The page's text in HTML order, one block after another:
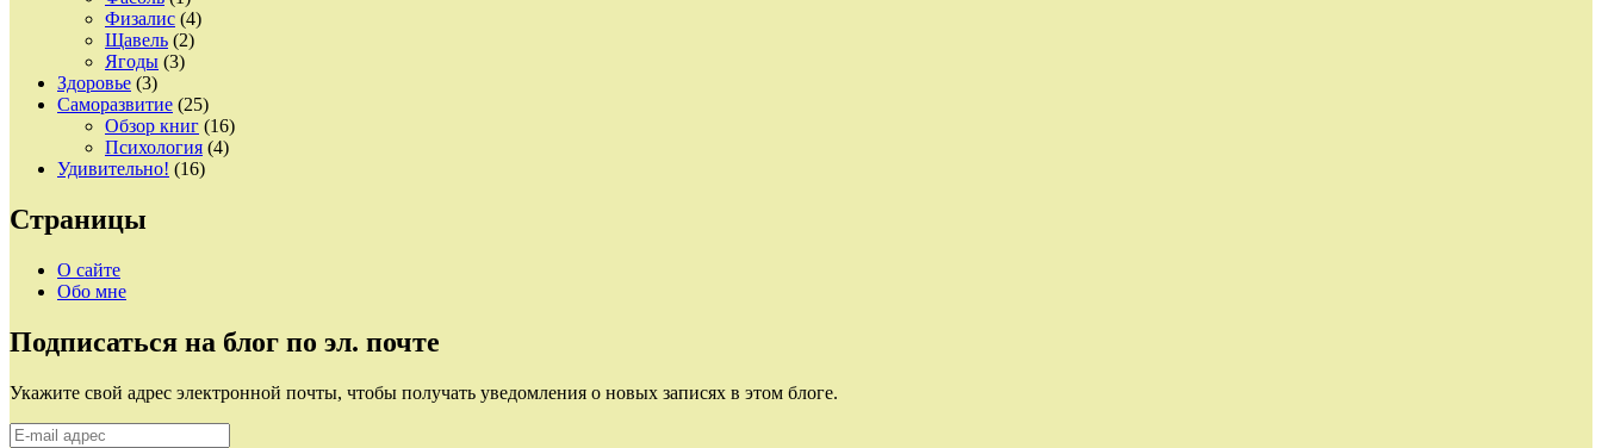
Физалис (4)
Щавель (2)
Ягоды (3)
Здоровье (3)
Саморазвитие (25)
Обзор книг (16)
Психология (4)
Удивительно! (16)
Страницы
О сайте
Обо мне
Подписаться на блог по эл. почте
Укажите свой адрес электронной почты, чтобы получать уведомления о новых записях в этом блоге.
E-